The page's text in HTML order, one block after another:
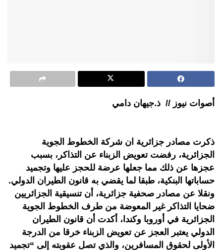
أصوات نيوز // ذ.جيهان دامي
ذكرت مصادر جزائرية ان شركة الخطوط الجوية
الجزائرية، رفضت تعويض الزبناء عن التذاكر، بسبب
عجزها عن ذلك مما جعلها عرضة للحجز عليها وتجميد
حساباتها البنكية، طبقا لما يقضي به قانون الطيران الدولي.
ونقلا عن مصادر صحفية جزائرية، أن تنسيقية الجزائريين
ضحايا التذاكر غير المعوضة من طرف الخطوط الجوية
الجزائرية في أوروبا وكندا، أكدت أن قانون الطيران
الدولي يعتبر العجز عن تعويض الزبناء خرقا من الدرجة
الأولى لحقوق المسافرين، والذي تصل عقوبته إلى “تجميد